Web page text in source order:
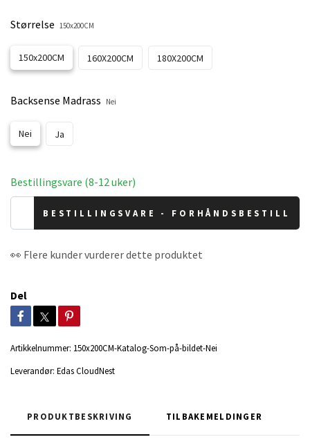
Størrelse 150x200CM
150x200CM 160X200CM 180X200CM
Backsense Madrass Nei
Nei Ja
Bestillingsvare (8-12 uker)
BESTILLINGSVARE - FORHÅNDSBESTILL
👀 Flere kunder vurderer dette produktet
Del
Artikkelnummer: 150x200CM-Katalog-Som-på-bildet-Nei
Leverandør: Edas CloudNest
PRODUKTBESKRIVING TILBAKEMELDINGER